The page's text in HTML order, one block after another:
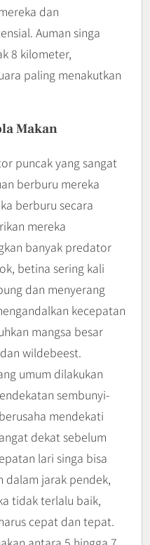
dan
Auman singa
8 kilometer,
paling menakutkan
Makan
puncak yang sangat
berburu mereka
berburu secara
mereka
banyak predator
betina sering kali
dan menyerang
kecepatan
mangsa besar
wildebeest.
umum dilakukan
sembunyi-
mendekati
dekat sebelum
lari singa bisa
dalam jarak pendek,
tidak terlalu baik,
cepat dan tepat.